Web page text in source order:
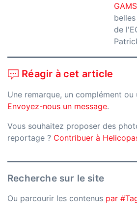
de
Réagir à cet article
Une remarque, un complément ou
Envoyez-nous un message.
Vous souhaitez proposer des
reportage ? Contribuer à
Recherche sur le site
Ou parcourir les contenus par